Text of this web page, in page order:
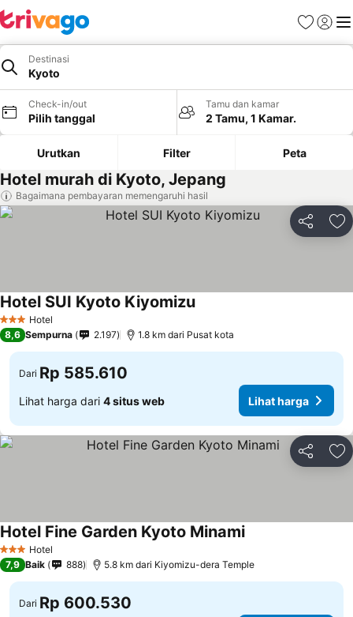
FavoritLogin
Destinasi
Kyoto
Check-in/out
Pilih tanggal
Tamu dan kamar
2 Tamu, 1 Kamar.
Urutkan Filter Peta
Hotel murah di Kyoto, Jepang
Bagaimana pembayaran memengaruhi hasil
Bagikan
3 BintangHotel
Hotel SUI Kyoto Kiyomizu
8,6 Sempurna 2.197 1.8 km dari Pusat kota
Dari Rp 585.610
Lihat harga dari 4 situs web Lihat harga
Bagikan
3 BintangHotel
Hotel Fine Garden Kyoto Minami
7,9 Baik 888 5.8 km dari Kiyomizu-dera Temple
Dari Rp 600.530